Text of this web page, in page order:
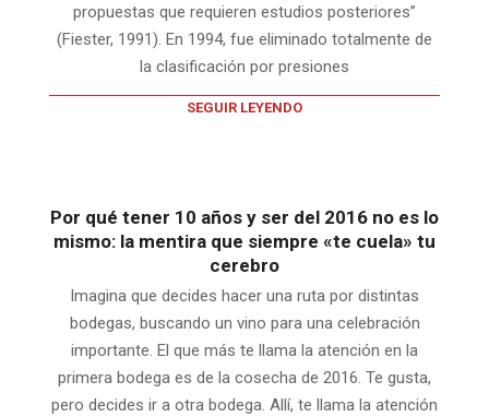
propuestas que requieren estudios posteriores”
(Fiester, 1991). En 1994, fue eliminado totalmente de
la clasificación por presiones
SEGUIR LEYENDO
Por qué tener 10 años y ser del 2016 no es lo
mismo: la mentira que siempre «te cuela» tu
cerebro
Imagina que decides hacer una ruta por distintas
bodegas, buscando un vino para una celebración
importante. El que más te llama la atención en la
primera bodega es de la cosecha de 2016. Te gusta,
pero decides ir a otra bodega. Allí, te llama la atención